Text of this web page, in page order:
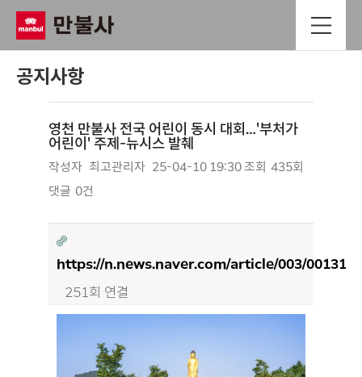
공지사항
영천 만불사 전국 어린이 동시 대회…'부처가
어린이' 주제-뉴시스 발췌
작성자 최고관리자 25-04-10 19:30조회 435회
댓글 0건
https://n.news.naver.com/article/003/
251회 연결
본문